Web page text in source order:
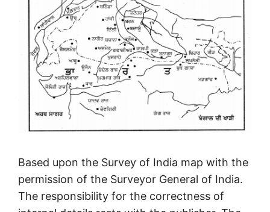
Based upon the Survey of India map with the
permission of the Surveyor General of India.
The responsibility for the correctness of